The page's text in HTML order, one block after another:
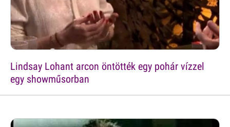
Lindsay Lohant arcon öntötték egy pohár vízzel
egy showműsorban